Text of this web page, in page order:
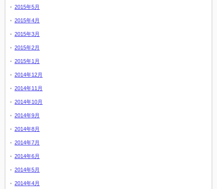
2015年5月
2015年4月
2015年3月
2015年2月
2015年1月
2014年12月
2014年11月
2014年10月
2014年9月
2014年8月
2014年7月
2014年6月
2014年5月
2014年4月